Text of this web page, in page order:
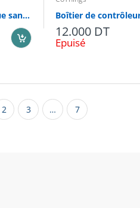
Testeur de tension numérique sans contact ANENG B16 – Stylo détecteur 12V à 300V pour électriciens
12.000 DT
Epuisé
2 3 … 7